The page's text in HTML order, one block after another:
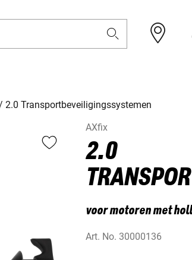
2.0 Transportbeveiligingssystemen
AXfix
2.0
voor motoren met
Art. No. 30000136